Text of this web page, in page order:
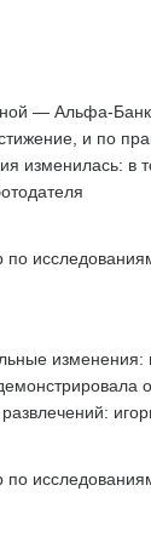
— Альфа-
и по
изменилась:
по
по